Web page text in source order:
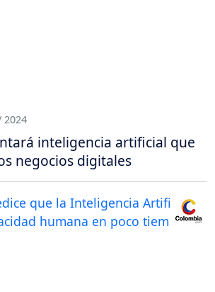
2024
inteligencia artificial que
negocios digitales